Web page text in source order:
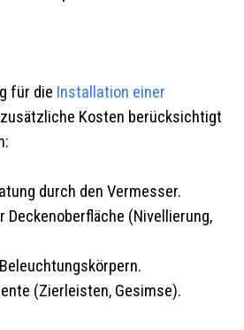
für die Installation einer
Kosten berücksichtigt
durch den Vermesser.
Deckenoberfläche (Nivellierung,
(Zierleisten, Gesimse).